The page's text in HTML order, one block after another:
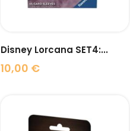
Disney Lorcana SET4:...
10,00 €
Prix